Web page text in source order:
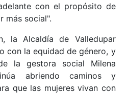
con el propósito de
más social".
la Alcaldía de Valledupar
con la equidad de género, y
la gestora social Milena
abriendo caminos y
que las mujeres vivan con